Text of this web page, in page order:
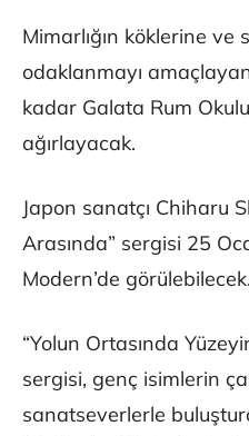
Mimarlığın köklerine ve
odaklanmayı
kadar Galata Rum
ağırlayacak.
Japon sanatçı Chiharu
Arasında” sergisi 25
Modern’de görülebilecek.
“Yolun Ortasında
sergisi, genç isimlerin
sanatseverlerle